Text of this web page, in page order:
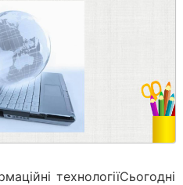
технологіїСьогодні